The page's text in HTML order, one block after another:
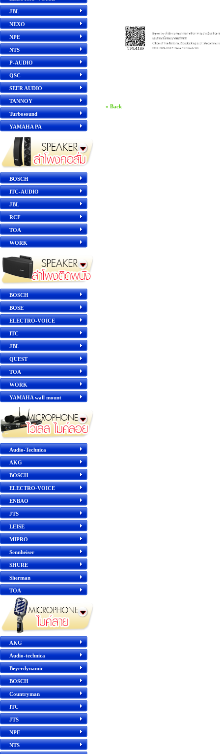
JBL
NEXO
NPE
NTS
P-AUDIO
QSC
SEER AUDIO
TANNOY
Turbosound
YAMAHA PA
BOSCH
ITC-AUDIO
JBL
RCF
TOA
WORK
BOSCH
BOSE
ELECTRO-VOICE
ITC
JBL
QUEST
TOA
WORK
YAMAHA wall mount
Audio-Technica
AKG
BOSCH
ELECTRO-VOICE
ENBAO
JTS
LEISE
MIPRO
Sennheiser
SHURE
Sherman
TOA
AKG
Audio-technica
Beyerdynamic
BOSCH
Countryman
ITC
JTS
NPE
NTS
« Back